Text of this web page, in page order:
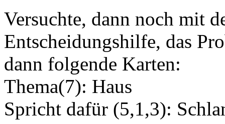
Versuchte, dann noch mit
Entscheidungshilfe, das
dann folgende Karten:
Thema(7): Haus
Spricht dafür (5,1,3):